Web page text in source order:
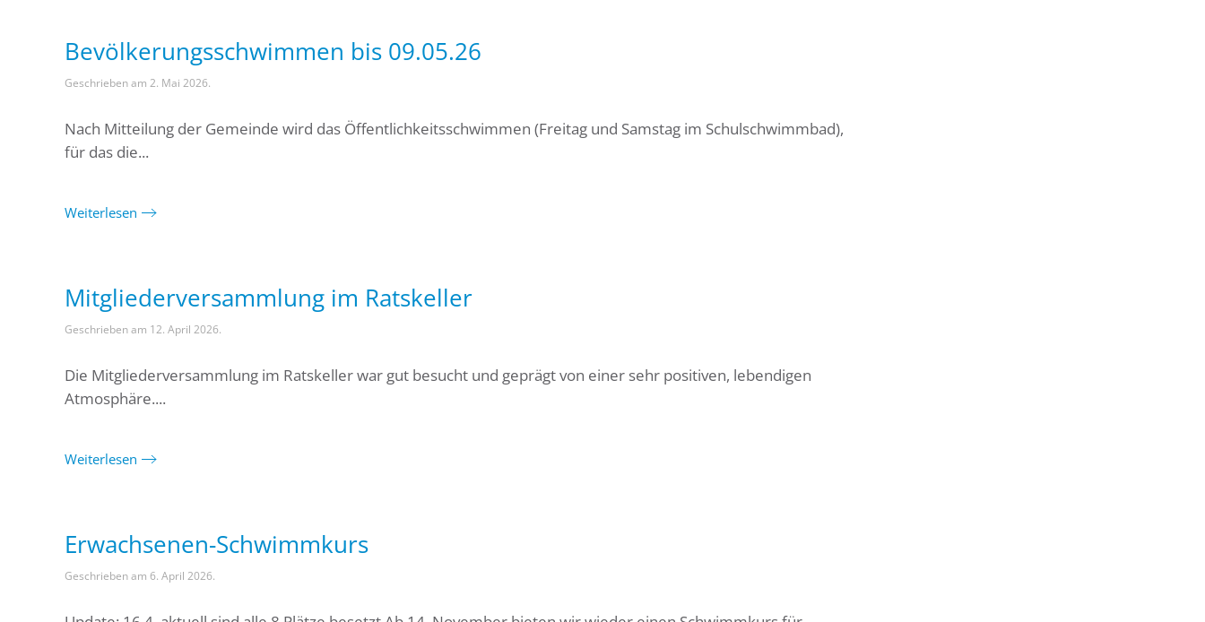
Bevölkerungsschwimmen bis 09.05.26
Geschrieben am 2. Mai 2026.
Nach Mitteilung der Gemeinde wird das Öffentlichkeitsschwimmen (Freitag und Samstag im Schulschwimmbad),
für das die...
Weiterlesen
Mitgliederversammlung im Ratskeller
Geschrieben am 12. April 2026.
Die Mitgliederversammlung im Ratskeller war gut besucht und geprägt von einer sehr positiven, lebendigen
Atmosphäre....
Weiterlesen
Erwachsenen-Schwimmkurs
Geschrieben am 6. April 2026.